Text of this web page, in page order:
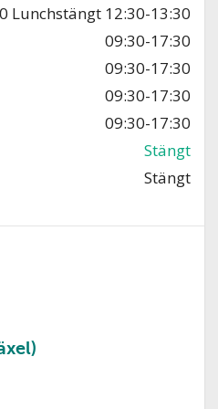
Lunchstängt 12:30-13:30
09:30-17:30
09:30-17:30
09:30-17:30
09:30-17:30
Stängt
Stängt